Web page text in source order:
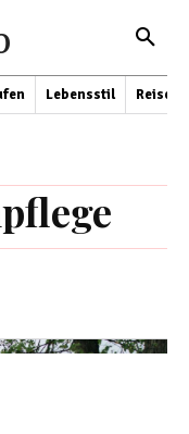
Lebensstil Reisen